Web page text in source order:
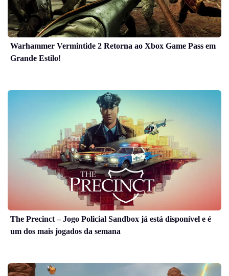
Warhammer Vermintide 2 Retorna ao Xbox Game Pass em
Grande Estilo!
The Precinct – Jogo Policial Sandbox já está disponível e é
um dos mais jogados da semana